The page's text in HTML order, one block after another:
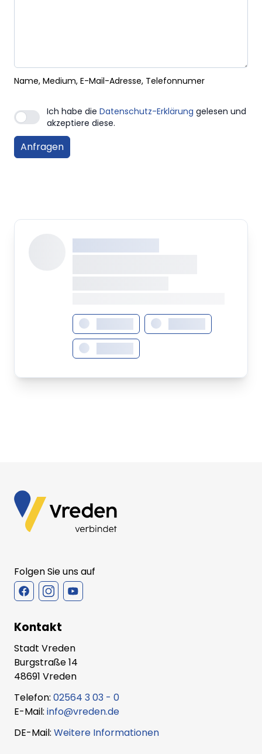
Name, Medium, E-Mail-Adresse, Telefonnumer
Ich habe die Datenschutz-Erklärung gelesen und
akzeptiere diese.
Folgen Sie uns auf
Kontakt
Stadt Vreden
Burgstraße 14
48691 Vreden
Telefon: 02564 3 03 - 0
E-Mail: info@vreden.de
DE-Mail: Weitere Informationen